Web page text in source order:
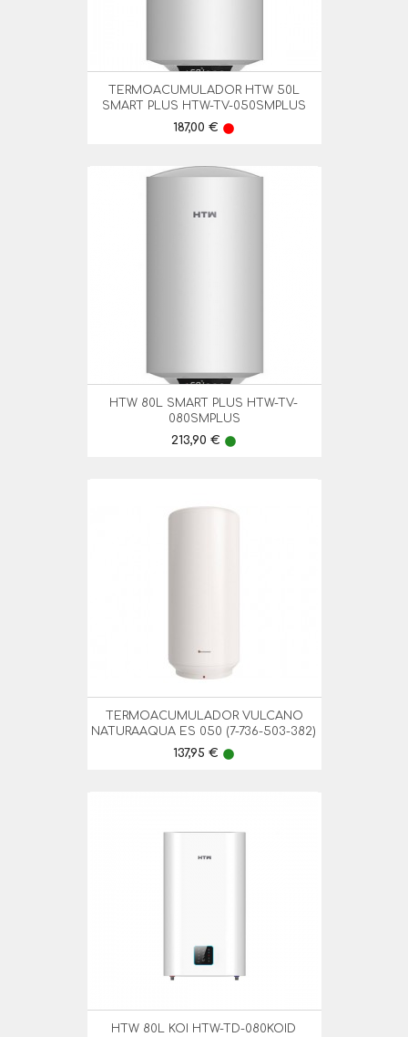
TERMOACUMULADOR HTW 50L
SMART PLUS HTW-TV-050SMPLUS
Preço
187,00 € lens
HTW 80L SMART PLUS HTW-TV-
080SMPLUS
Preço
213,90 € lens
TERMOACUMULADOR VULCANO
NATURAAQUA ES 050 (7-736-503-382)
Preço
137,95 € lens
HTW 80L KOI HTW-TD-080KOID